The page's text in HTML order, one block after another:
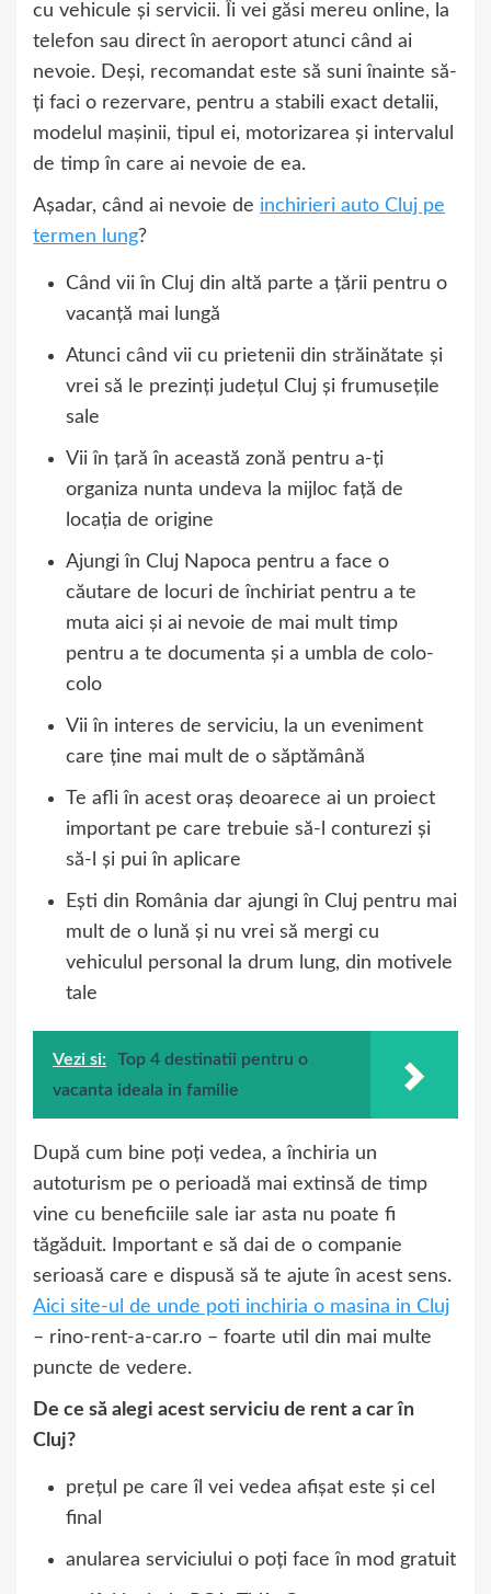
cu vehicule și servicii. Îi vei găsi mereu online, la
telefon sau direct în aeroport atunci când ai
nevoie. Deși, recomandat este să suni înainte să-
ți faci o rezervare, pentru a stabili exact detalii,
modelul mașinii, tipul ei, motorizarea și intervalul
de timp în care ai nevoie de ea.
Așadar, când ai nevoie de inchirieri auto Cluj pe
termen lung?
Când vii în Cluj din altă parte a țării pentru o
vacanță mai lungă
Atunci când vii cu prietenii din străinătate și
vrei să le prezinți județul Cluj și frumusețile
sale
Vii în țară în această zonă pentru a-ți
organiza nunta undeva la mijloc față de
locația de origine
Ajungi în Cluj Napoca pentru a face o
căutare de locuri de închiriat pentru a te
muta aici și ai nevoie de mai mult timp
pentru a te documenta și a umbla de colo-
colo
Vii în interes de serviciu, la un eveniment
care ține mai mult de o săptămână
Te afli în acest oraș deoarece ai un proiect
important pe care trebuie să-l conturezi și
să-l și pui în aplicare
Ești din România dar ajungi în Cluj pentru mai
mult de o lună și nu vrei să mergi cu
vehiculul personal la drum lung, din motivele
tale
Vezi si:
Top 4 destinatii pentru o
vacanta ideala in familie
După cum bine poți vedea, a închiria un
autoturism pe o perioadă mai extinsă de timp
vine cu beneficiile sale iar asta nu poate fi
tăgăduit. Important e să dai de o companie
serioasă care e dispusă să te ajute în acest sens.
Aici site-ul de unde poti inchiria o masina in Cluj
– rino-rent-a-car.ro – foarte util din mai multe
puncte de vedere.
De ce să alegi acest serviciu de rent a car în
Cluj?
prețul pe care îl vei vedea afișat este și cel
final
anularea serviciului o poți face în mod gratuit